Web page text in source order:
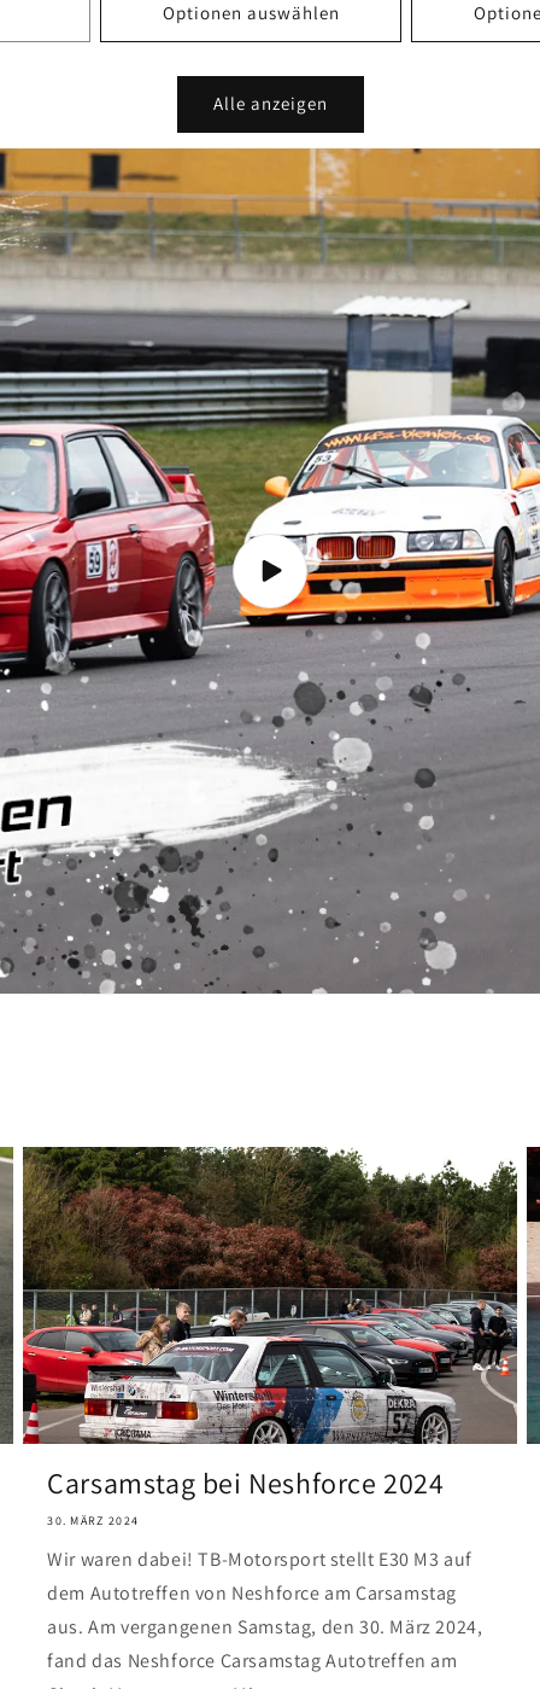
Optionen auswählen
Alle anzeigen
Carsamstag bei Neshforce 2024
30. MÄRZ 2024
Wir waren dabei! TB-Motorsport stellt E30 M3 auf
dem Autotreffen von Neshforce am Carsamstag
aus. Am vergangenen Samstag, den 30. März 2024,
fand das Neshforce Carsamstag Autotreffen am